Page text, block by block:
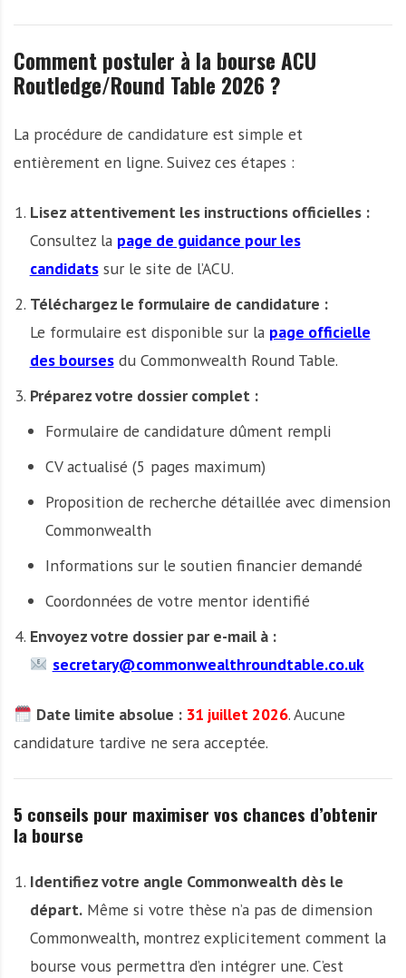
Comment postuler à la bourse ACU
Routledge/Round Table 2026 ?
La procédure de candidature est simple et
entièrement en ligne. Suivez ces étapes :
Lisez attentivement les instructions officielles :
Consultez la page de guidance pour les
candidatssur le site de l’ACU.
Téléchargez le formulaire de candidature :
Le formulaire est disponible sur la page officielle
des boursesdu Commonwealth Round Table.
Préparez votre dossier complet :
Formulaire de candidature dûment rempli
CV actualisé (5 pages maximum)
Proposition de recherche détaillée avec dimension
Commonwealth
Informations sur le soutien financier demandé
Coordonnées de votre mentor identifié
Envoyez votre dossier par e-mail à :
secretary@commonwealthroundtable.co.uk
Date limite absolue : 31 juillet 2026. Aucune
candidature tardive ne sera acceptée.
5 conseils pour maximiser vos chances d’obtenir
la bourse
Identifiez votre angle Commonwealth dès le
départ.Même si votre thèse n’a pas de dimension
Commonwealth, montrez explicitement comment la
bourse vous permettra d’en intégrer une. C’est